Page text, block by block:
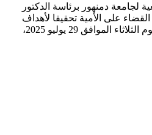
لجامعة دمنهور برئاسة الدكتور
على الأمية تحقيقا لأهداف
التنمية المستدامة، انطلقت اليوم الثلاثاء الموافق 29 يوليو 2025،